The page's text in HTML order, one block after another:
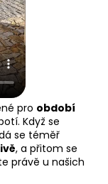
pro období
Když se
se téměř
, a přitom se
právě u našich